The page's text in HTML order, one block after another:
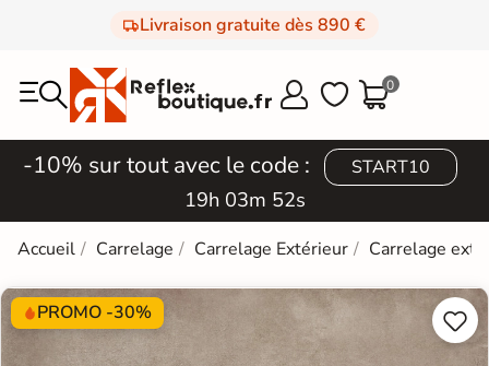
Livraison gratuite dès 890 €
  0
-10% sur tout avec le code : START10
19h 03m 51s
Accueil Carrelage Carrelage Extérieur Carrelage
PROMO -30% 
